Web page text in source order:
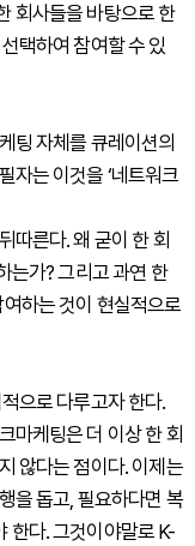
회사들을 바탕으로 한
택하여 참여할 수 있
팅 자체를 큐레이션의
자는 이것을 ‘네트워크
따른다. 왜 굳이 한 회
는가? 그리고 과연 한
하는 것이 현실적으로
으로 다루고자 한다.
마케팅은 더 이상 한 회
않다는 점이다. 이제는
을 돕고, 필요하다면 복
한다. 그것이야말로 K-